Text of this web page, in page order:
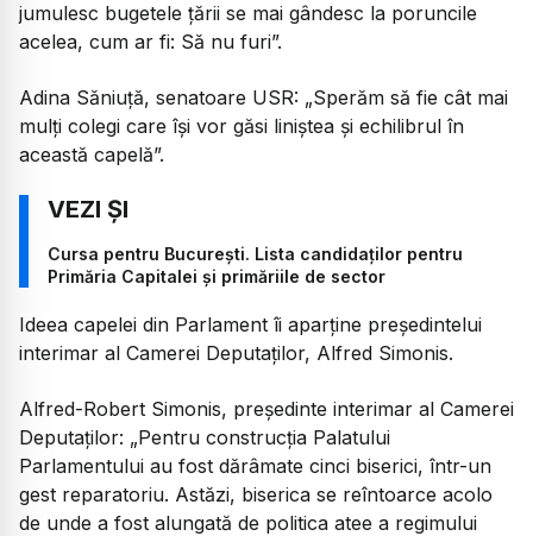
jumulesc bugetele țării se mai gândesc la poruncile
acelea, cum ar fi: Să nu furi”.
Adina Săniuță, senatoare USR: „Sperăm să fie cât mai
mulți colegi care își vor găsi liniștea și echilibrul în
această capelă”.
Cursa pentru București. Lista candidaților pentru
Primăria Capitalei și primăriile de sector
Ideea capelei din Parlament îi aparține președintelui
interimar al Camerei Deputaților, Alfred Simonis.
Alfred-Robert Simonis, președinte interimar al Camerei
Deputaților: „Pentru construcția Palatului
Parlamentului au fost dărâmate cinci biserici, într-un
gest reparatoriu. Astăzi, biserica se reîntoarce acolo
de unde a fost alungată de politica atee a regimului